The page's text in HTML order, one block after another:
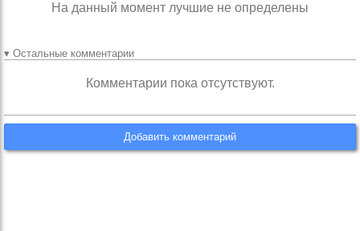
На данный момент лучшие не определены
▾ Остальные комментарии
Комментарии пока отсутствуют.
Добавить комментарий